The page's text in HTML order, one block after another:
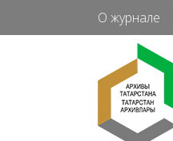
О журнале